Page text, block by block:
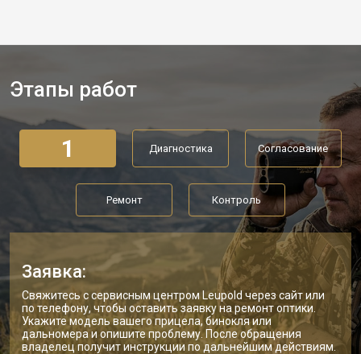
Этапы работ
1 Диагностика Согласование
Ремонт Контроль
Заявка:
Свяжитесь с сервисным центром Leupold через сайт или
по телефону, чтобы оставить заявку на ремонт оптики.
Укажите модель вашего прицела, бинокля или
дальномера и опишите проблему. После обращения
владелец получит инструкции по дальнейшим действиям.